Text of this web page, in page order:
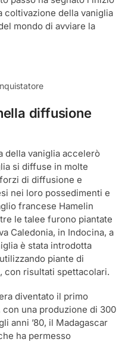
coltivazione della vaniglia
mondo di avviare la
diffusione
della vaniglia accelerò
si diffuse in molte
di diffusione e
nei loro possedimenti e
francese Hamelin
le talee furono piantate
Caledonia, in Indocina, a
è stata introdotta
piante di
con risultati spettacolari.
diventato il primo
una produzione di 300
anni ’80, il Madagascar
ha permesso